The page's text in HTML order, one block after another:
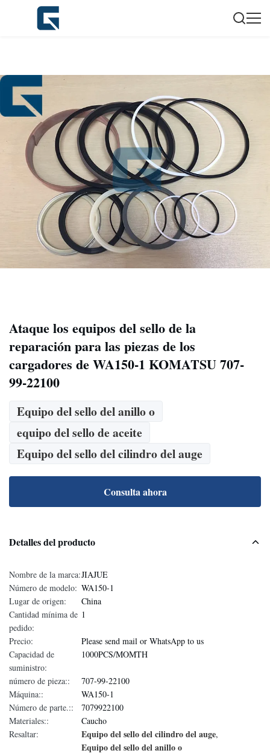
Ataque los equipos del sello de la
reparación para las piezas de los
cargadores de WA150-1 KOMATSU 707-
99-22100
Equipo del sello del anillo o
equipo del sello de aceite
Equipo del sello del cilindro del auge
Consulta ahora
Detalles del producto
Nombre de la marca:JIAJUE
Número de modelo: WA150-1
Lugar de origen:
China
Cantidad mínima de
pedido:
1
Precio:
Please send mail or WhatsApp to us
Capacidad de
suministro:
1000PCS/MOMTH
número de pieza::
707-99-22100
Máquina::
WA150-1
Número de parte.::
7079922100
Materiales::
Caucho
Resaltar:
Equipo del sello del cilindro del auge,
Equipo del sello del anillo o